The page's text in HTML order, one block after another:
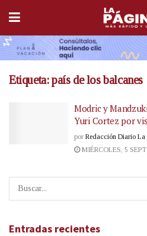
Etiqueta:país de los balcanes
Modric y
Yuri Cortez por
por Redacción Diario La
MIÉRCOLES, 5
Entradas recientes